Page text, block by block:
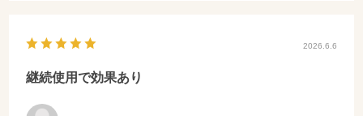
2026.6.6
継続使用で効果あり